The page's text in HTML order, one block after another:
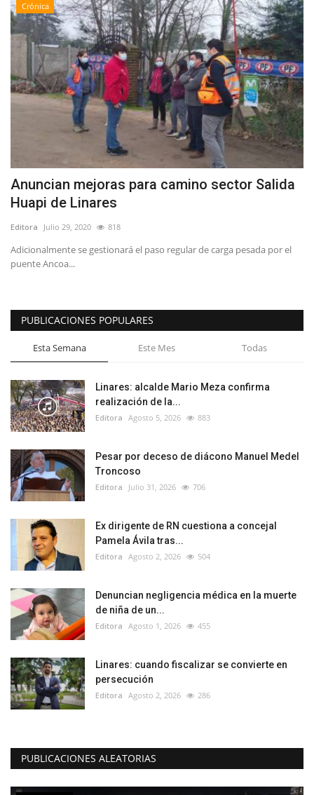
Crónica
Anuncian mejoras para camino sector Salida
Huapi de Linares
Editora Julio 29, 2020 818
Adicionalmente se gestionará el paso regular de carga pesada por el
puente Ancoa...
PUBLICACIONES POPULARES
Esta Semana Este Mes Todas
Linares: alcalde Mario Meza confirma
realización de la...
Editora Agosto 5, 2026 883
Pesar por deceso de diácono Manuel Medel
Troncoso
Editora Julio 31, 2026 706
Ex dirigente de RN cuestiona a concejal
Pamela Ávila tras...
Editora Agosto 2, 2026 504
Denuncian negligencia médica en la muerte
de niña de un...
Editora Agosto 1, 2026 455
Linares: cuando fiscalizar se convierte en
persecución
Editora Agosto 2, 2026 286
PUBLICACIONES ALEATORIAS